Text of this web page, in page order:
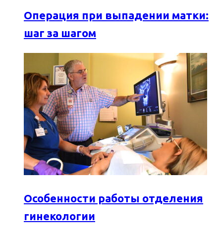
Операция при выпадении матки:
шаг за шагом
Особенности работы отделения
гинекологии